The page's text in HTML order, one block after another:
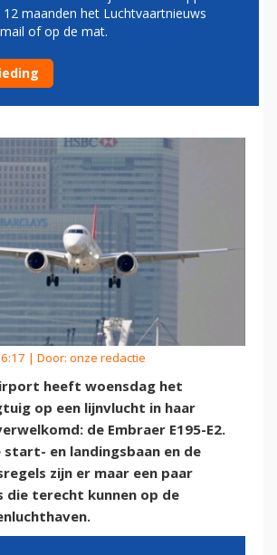
CITY AIRPORT
GROOTSTE
OP LIJNVLUCHT
| Door: onze redactie
heeft woensdag het
op een lijnvlucht in haar
de Embraer E195-E2.
en landingsbaan en de
zijn er maar een paar
terecht kunnen op de
maanden het Luchtvaartnieuws
of op de mat.